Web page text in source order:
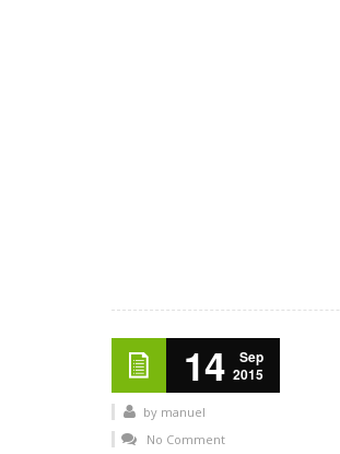
14
Sep
2015
by manuel
No Comment